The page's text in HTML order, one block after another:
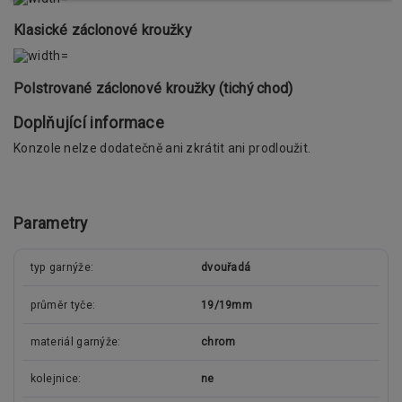
Klasické záclonové kroužky
Polstrované záclonové kroužky (tichý chod)
Doplňující informace
Konzole nelze dodatečně ani zkrátit ani prodloužit.
Parametry
typ garnýže dvouřadá
průměr tyče 19/19mm
materiál garnýže chrom
kolejnice ne